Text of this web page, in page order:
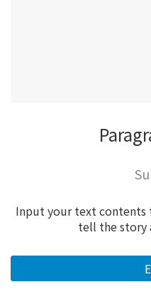
Input your text
tell the story